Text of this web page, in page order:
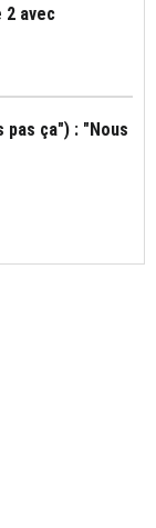
2 avec
pas ça") : "Nous